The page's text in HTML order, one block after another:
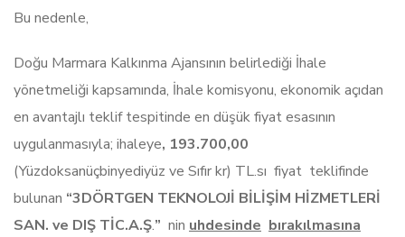
Bu nedenle,
Doğu Marmara Kalkınma Ajansının belirlediği İhale
yönetmeliği kapsamında, İhale komisyonu, ekonomik açıdan
en avantajlı teklif tespitinde en düşük fiyat esasının
uygulanmasıyla; ihaleye, 193.700,00
(Yüzdoksanüçbinyediyüz ve Sıfır kr) TL.sı fiyat teklifinde
bulunan “3DÖRTGEN TEKNOLOJİ BİLİŞİM HİZMETLERİ
SAN. ve DIŞ TİC.A.Ş.” nin uhdesinde bırakılmasına